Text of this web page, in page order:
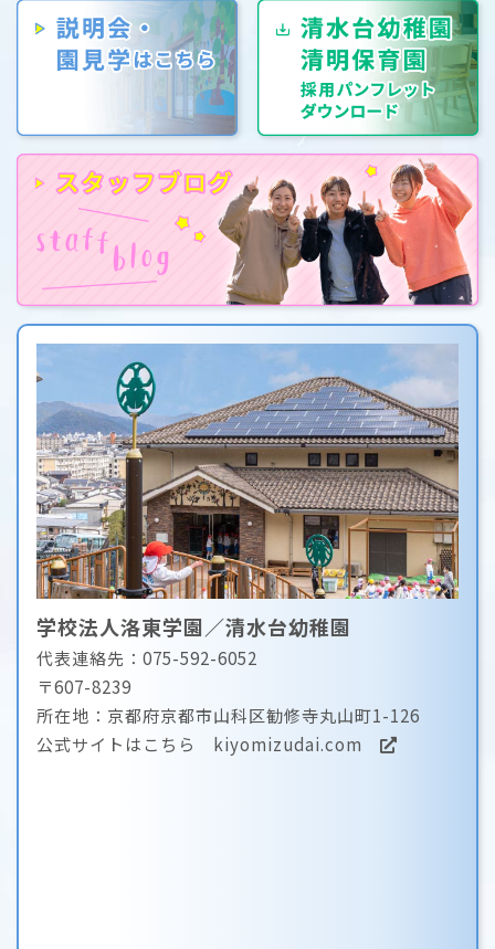
学校法人洛東学園／清水台幼稚園
代表連絡先：075-592-6052
〒607-8239
所在地：京都府京都市山科区勧修寺丸山町1-126
公式サイトはこちら kiyomizudai.com